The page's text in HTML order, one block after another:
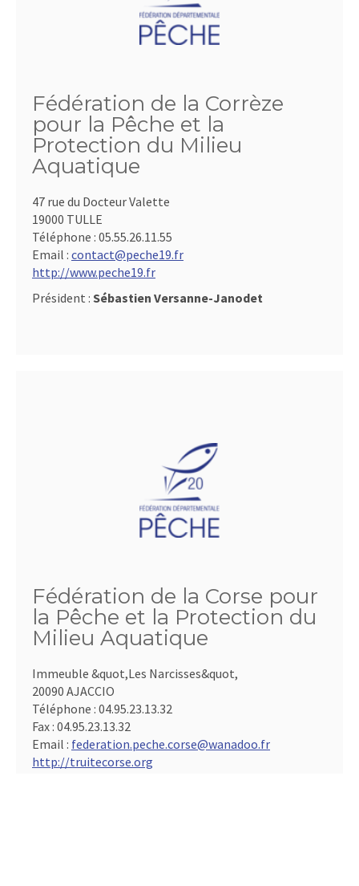
Fédération de la Corrèze
pour la Pêche et la
Protection du Milieu
Aquatique
47 rue du Docteur Valette
19000 TULLE
Téléphone : 05.55.26.11.55
Email : contact@peche19.fr
http://www.peche19.fr
Président : Sébastien Versanne-Janodet
Fédération de la Corse pour
la Pêche et la Protection du
Milieu Aquatique
Immeuble &quot,Les Narcisses&quot,
20090 AJACCIO
Téléphone : 04.95.23.13.32
Fax : 04.95.23.13.32
Email : federation.peche.corse@wanadoo.fr
http://truitecorse.org